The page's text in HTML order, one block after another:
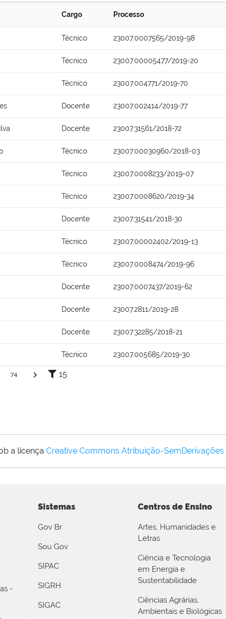
Cargo Processo
Técnico 23007.0007565/2019-98
Técnico 23007.00005477/2019-20
Técnico 23007.004771/2019-70
Docente 23007.002414/2019-77
Docente 23007.31561/2018-72
Técnico 23007.00030960/2018-03
Técnico 23007.0008233/2019-07
Técnico 23007.0008620/2019-34
Docente 23007.31541/2018-30
Técnico 23007.00002402/2019-13
Técnico 23007.0008474/2019-96
Docente 23007.0007437/2019-62
Docente 23007.2811/2019-28
Docente 23007.32285/2018-21
Técnico 23007.005685/2019-30
74 15
a licença Creative Commons Atribuição-
-
Sistemas
Gov Br
Sou Gov
SIPAC
SIGRH
SIGAC
Centros de Ensino
Artes, Humanidades e
Letras
Ciência e Tecnologia
em Energia e
Sustentabilidade
Ciências Agrárias,
Ambientais e Biológicas